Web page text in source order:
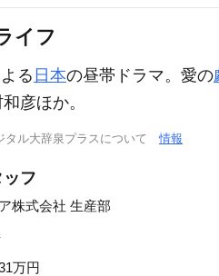
イフ
る 日本の昼帯ドラマ。愛の
彦ほか。
タル大辞泉プラスについて情報
フ
株式会社 生産部
万円